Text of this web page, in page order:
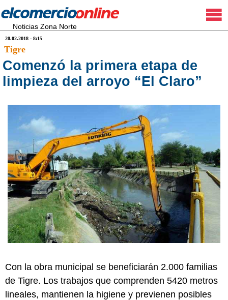
Noticias Zona Norte
20.02.2018 - 8:15
Tigre
Comenzó la primera etapa de
limpieza del arroyo “El Claro”
Con la obra municipal se beneficiarán 2.000 familias
de Tigre. Los trabajos que comprenden 5420 metros
lineales, mantienen la higiene y previenen posibles